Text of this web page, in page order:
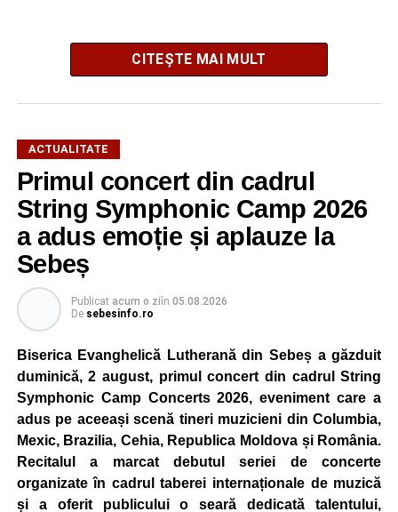
După două ediții organizate în Parcul Arini, competiția se
mută într-un nou decor, oferind participanților ocazia de a
concura într-un cadru natural deosebit. Evenimentul este
destinat copiilor și adolescenților cu vârste cuprinse între
5 și 18 ani, iar participarea este gratuită.
Organizatorii au pregătit trasee adaptate fiecărei categorii
de vârstă, astfel încât competiția să fie accesibilă atât
celor aflați la început de drum, cât și celor cu experiență în
mountain bike. La finalul întrecerii, cei mai bine clasați
concurenți vor fi recompensați cu premii în bani și premii
oferite de partenerii evenimentului.
Înaintea zilei de concurs, participanții își vor putea ridica
vor putea înscrie direct la competiție în cadrul Punctului
CITEȘTE MAI MULT
ACTUALITATE
Primul concert din cadrul
String Symphonic Camp 2026
a adus emoție și aplauze la
Sebeș
Publicat acum o ziîn 05.08.2026
De sebesinfo.ro
Biserica Evanghelică Lutherană din Sebeș a găzduit
duminică, 2 august, primul concert din cadrul String
Symphonic Camp Concerts 2026, eveniment care a
adus pe aceeași scenă tineri muzicieni din Columbia,
Mexic, Brazilia, Cehia, Republica Moldova și România.
Recitalul a marcat debutul seriei de concerte
organizate în cadrul taberei internaționale de muzică
și a oferit publicului o seară dedicată talentului,